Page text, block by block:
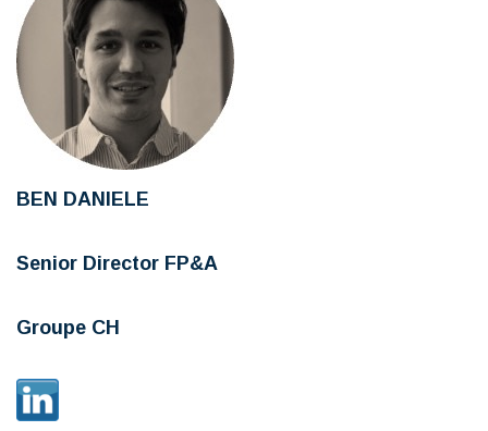
BEN DANIELE
Senior Director FP&A
Groupe CH